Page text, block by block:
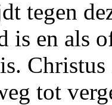
tegen
is en als
tot